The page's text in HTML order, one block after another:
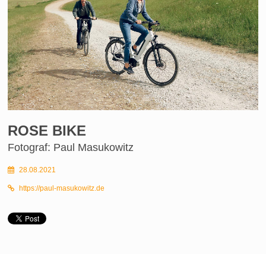
ROSE BIKE
Fotograf: Paul Masukowitz
28.08.2021
https://paul-masukowitz.de